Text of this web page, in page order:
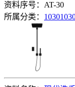
资料序号：AT-30
所属分类：